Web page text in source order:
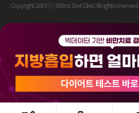
Copyright 2019 ⓒ 365mc Diet Clinic All rights reserved.